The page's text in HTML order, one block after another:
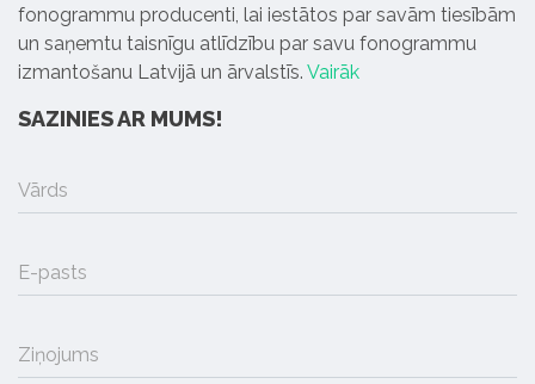
fonogrammu producenti, lai iestātos par savām tiesībām
un saņemtu taisnīgu atlīdzību par savu fonogrammu
izmantošanu Latvijā un ārvalstīs. Vairāk
SAZINIES AR MUMS!
Vārds
E-pasts
Ziņojums